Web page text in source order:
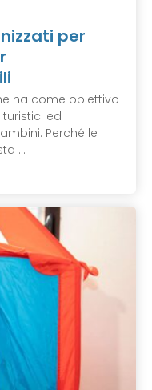
per
ha come obiettivo
ed
Perché le
...